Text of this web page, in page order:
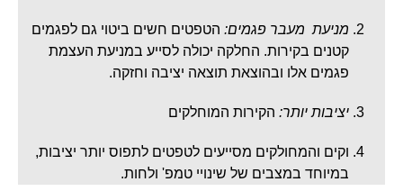
מניעת מעבר פגמים: הטפטים חשים ביטוי גם לפגמים
קטנים בקירות. החלקה יכולה לסייע במניעת העצמת
פגמים אלו ובהוצאת תוצאה יציבה וחזקה.
יציבות יותר: הקירות המוחלקים
וקים והמחולקים מסייעים לטפטים לתפוס יותר יציבות,
במיוחד במצבים של שינויי טמפ' ולחות.